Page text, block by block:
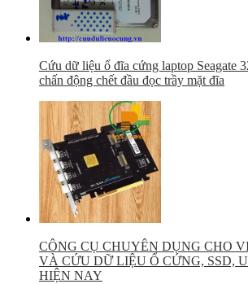
Cứu dữ liệu ổ đĩa cứng laptop Seagate
chấn động chết đầu đọc trầy mặt đĩa
CÔNG CỤ CHUYÊN DỤNG CHO
VÀ CỨU DỮ LIỆU Ổ CỨNG, SSD,
HIỆN NAY